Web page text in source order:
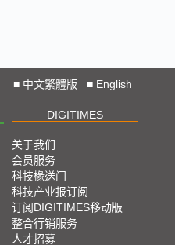
■ 中文繁體版 ■ English
DIGITIMES
关于我们
会员服务
科技椽送门
科技产业报订阅
订阅DIGITIMES移动版
整合行销服务
人才招募